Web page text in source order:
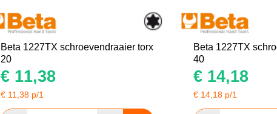
Beta 1227TX schroevendraaier torx
20
€ 11,38
€ 11,38 p/1
Beta 1227TX
40
€14,18
€ 14,18p/1